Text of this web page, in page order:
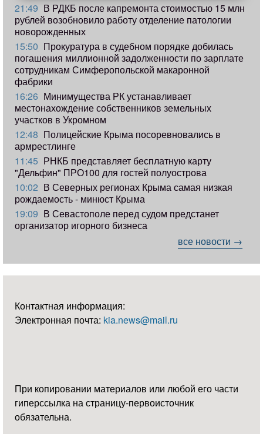
21:49 В РДКБ после капремонта стоимостью 15 млн
рублей возобновило работу отделение патологии
новорожденных
15:50 Прокуратура в судебном порядке добилась
погашения миллионной задолженности по зарплате
сотрудникам Симферопольской макаронной
фабрики
16:26 Минимущества РК устанавливает
местонахождение собственников земельных
участков в Укромном
12:48 Полицейские Крыма посоревновались в
армрестлинге
11:45 РНКБ представляет бесплатную карту
"Дельфин" ПРО100 для гостей полуострова
10:02 В Северных регионах Крыма самая низкая
рождаемость - минюст Крыма
19:09 В Севастополе перед судом предстанет
организатор игорного бизнеса
все новости →
Контактная информация:
Электронная почта: kia.news@mail.ru
При копировании материалов или любой его части
гиперссылка на страницу-первоисточник
обязательна.